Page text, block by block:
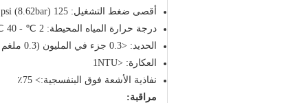
أقصى ضغط التشغيل: 125 psi (8.62bar)
درجة حرارة المياه المحيطة: 2 ℃ - 40 ℃ (36 ℉ - 104 ℉)
الحديد: <0.3 جزء في المليون (0.3 ملغم / لتر)
العكارة: <1NTU
نفاذية الأشعة فوق البنفسجية:> 75٪
مراقبة: